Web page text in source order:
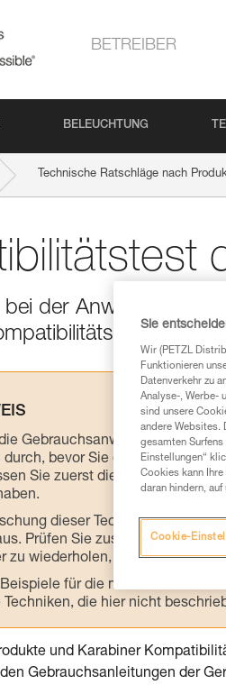
BETREIBER
BELEUCHTUNG
Technische Ratschläge nach
der Anwendung
Gebrauchsanweisungen der
bevor Sie diesen zu Rate
Sie zuerst die in der
dieser Techniken setzt
Prüfen Sie zusammen mit
zu wiederholen, bevor Sie ihn
für die mit Ihrer Aktivität
Techniken, die hier nicht
und Karabiner
Gebrauchsanleitungen der
Sie
Wir (PETZL
Funktionieren
Datenverkehr zu
Analyse-, Werbe-
sind unsere
andere Websites.
gesamten
Einstellungen“
Cookies kann
daran hindern, auf
Cookie-